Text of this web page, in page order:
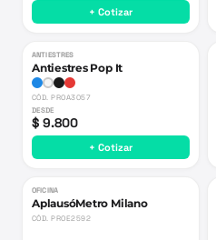
+ Cotizar
ANTIESTRES
Antiestres Pop It
CÓD.PROA3057
DESDE
$ 9.800
+ Cotizar
OFICINA
AplausóMetro Milano
CÓD.PROE2592